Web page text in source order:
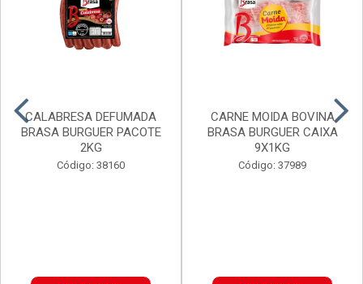
CALABRESA DEFUMADA
BRASA BURGUER PACOTE
2KG
Código: 38160
CARNE MOIDA BOVINA
BRASA BURGUER CAIXA
9X1KG
Código: 37989